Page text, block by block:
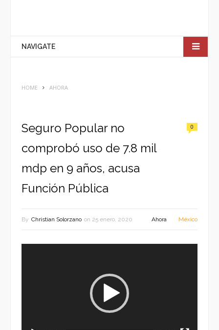
NAVIGATE
HOME AHORA
Seguro Popular no
comprobó uso de 7.8 mil
mdp en 9 años, acusa
Función Pública
0
By Christian Solorzano on 25 enero, 2020 Ahora México